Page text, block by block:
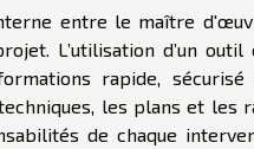
entre le maître
L’utilisation d’un
rapide,
les plans et les
de chaque